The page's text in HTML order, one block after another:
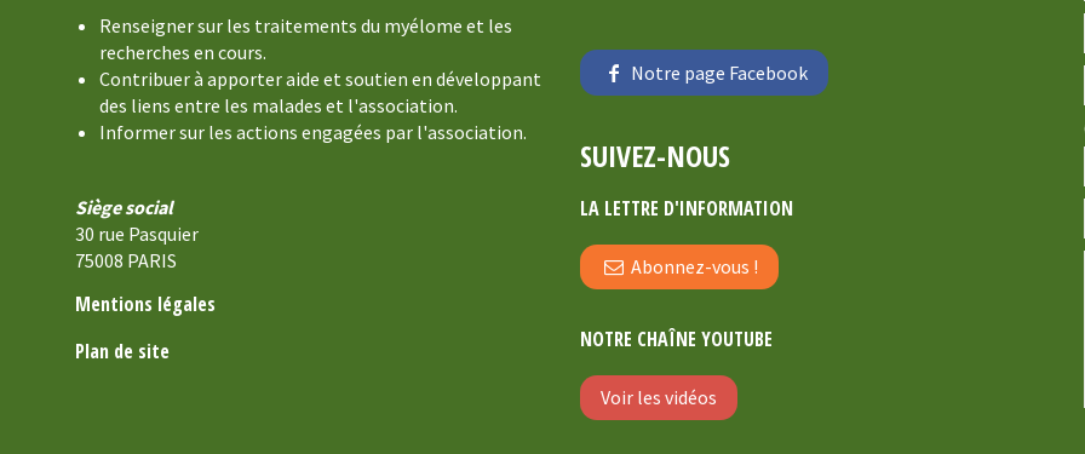
Renseigner sur les traitements du myélome et les
recherches en cours.
Contribuer à apporter aide et soutien en développant
des liens entre les malades et l'association.
Informer sur les actions engagées par l'association.
Siège social
30 rue Pasquier
75008 PARIS
Mentions légales
Plan de site
Notre page Facebook
SUIVEZ-NOUS
LA LETTRE D'INFORMATION
Abonnez-vous !
NOTRE CHAÎNE YOUTUBE
Voir les vidéos